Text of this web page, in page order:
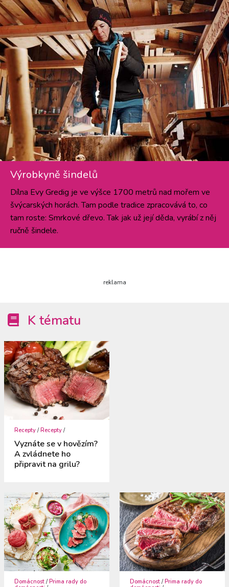
Výrobkyně šindelů
Dílna Evy Gredig je ve výšce 1700 metrů nad mořem ve
švýcarských horách. Tam podle tradice zpracovává to, co
tam roste: Smrkové dřevo. Tak jak už její děda, vyrábí z něj
ručně šindele.
reklama
K tématu
Recepty / Recepty /
Vyznáte se v hovězím?
A zvládnete ho
připravit na grilu?
Domácnost /Prima rady do
Domácnost /Prima rady do